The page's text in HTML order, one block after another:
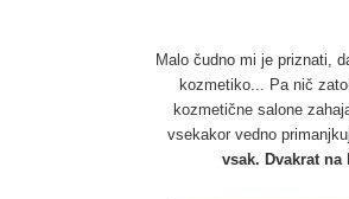
Malo čudno mi je priznati,
kozmetiko... Pa nič
kozmetične salone
vsekakor vedno
vsak. Dvakrat